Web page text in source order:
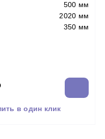
500 мм
2020 мм
350 мм
в один клик